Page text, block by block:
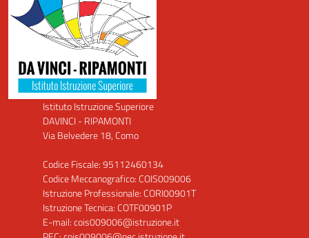
Istituto Istruzione Superiore
DAVINCI - RIPAMONTI
Via Belvedere 18, Como
Codice Fiscale: 95112460134
Codice Meccanografico: COIS009006
Istruzione Professionale: CORI00901T
Istruzione Tecnica: COTF00901P
E-mail: cois009006@istruzione.it